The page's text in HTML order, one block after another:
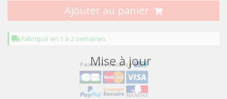
Mise à jour
Ajouter au panier
Fabriqué en 1 à 2 semaines
Paiement sécurisé